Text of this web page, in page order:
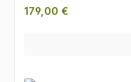
Regulärer Preis:
179,00 €